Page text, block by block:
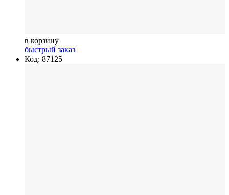
в корзину
быстрый заказ
Код: 87125